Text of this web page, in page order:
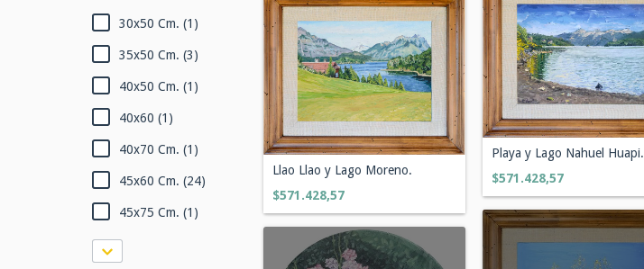
30x50 Cm. (1)
35x50 Cm. (3)
40x50 Cm. (1)
40x60 (1)
40x70 Cm. (1)
45x60 Cm. (24)
45x75 Cm. (1)
Llao Llao y Lago Moreno.
$571.428,57
Playa y Lago Nahuel Huapi.
$571.428,57